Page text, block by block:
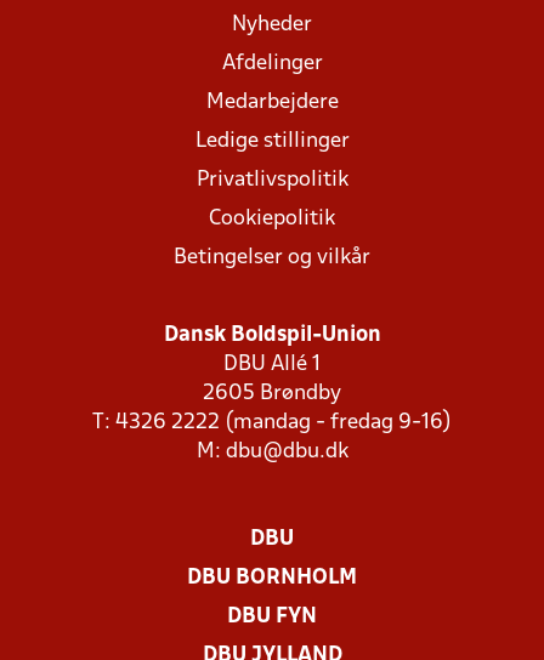
Nyheder
Afdelinger
Medarbejdere
Ledige stillinger
Privatlivspolitik
Cookiepolitik
Betingelser og vilkår
Dansk Boldspil-Union
DBU Allé 1
2605 Brøndby
T: 4326 2222 (mandag - fredag 9-16)
M: dbu@dbu.dk
DBU
DBU BORNHOLM
DBU FYN